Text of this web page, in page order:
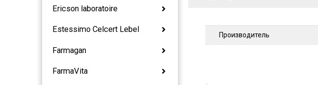
Ericson laboratoire
Estessimo Celcert Lebel
Farmagan
FarmaVita
Производитель